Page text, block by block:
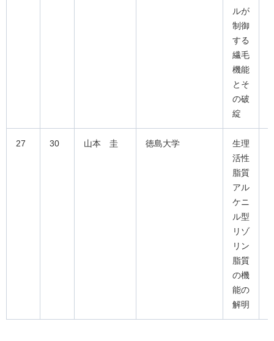
ルが
制御
する
繊毛
機能
とそ
の破
綻
27 30 山本 圭 徳島大学
生理
活性
脂質
アル
ケニ
ル型
リゾ
リン
脂質
の機
能の
解明